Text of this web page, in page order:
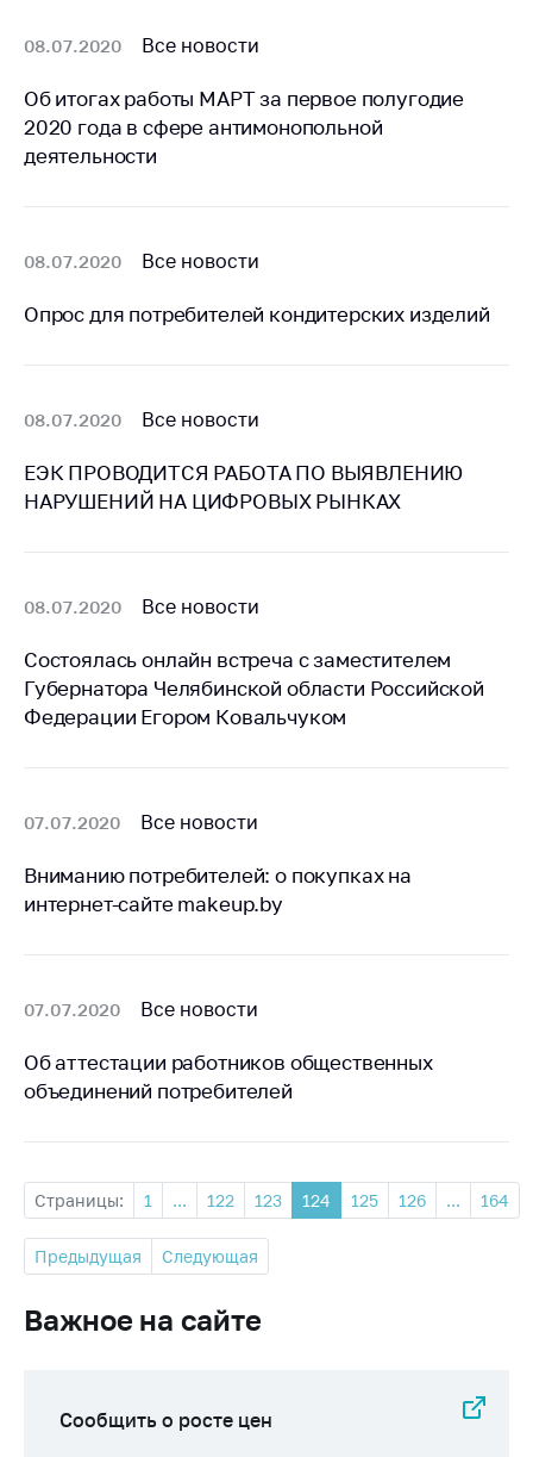
Общественное
проектов
Маркировка
товаров
Рекомендации по
предотвращению
распространения
питания, бытового
Обучение по
конкурентной
политики
08.07.2020 Все новости
Об итогах работы МАРТ за первое полугодие
2020 года в сфере антимонопольной
деятельности
08.07.2020 Все новости
Опрос для потребителей кондитерских изделий
08.07.2020 Все новости
ЕЭК ПРОВОДИТСЯ РАБОТА ПО ВЫЯВЛЕНИЮ
НАРУШЕНИЙ НА ЦИФРОВЫХ РЫНКАХ
08.07.2020 Все новости
Состоялась онлайн встреча с заместителем
Губернатора Челябинской области Российской
Федерации Егором Ковальчуком
07.07.2020 Все новости
Вниманию потребителей: о покупках на
интернет-сайте makeup.by
07.07.2020 Все новости
Об аттестации работников общественных
объединений потребителей
Страницы: 1 ... 122 123 124 125 126 ... 164
Предыдущая Следующая
Важное на сайте
Сообщить о росте цен